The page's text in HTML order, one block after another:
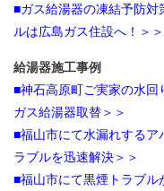
■ガス給湯器の凍結予防
ルは広島ガス住設へ！＞＞
給湯器施工事例
■神石高原町ご実家の水回
ガス給湯器取替＞＞
■福山市にて水漏れするア
ラブルを迅速解決＞＞
■福山市にて黒煙トラブル